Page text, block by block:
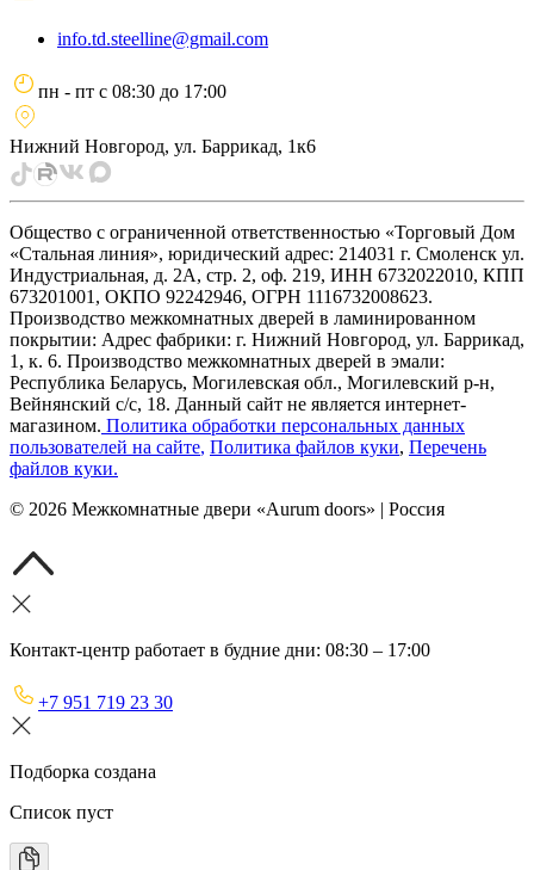
info.td.steelline@gmail.com
пн - пт с 08:30 до 17:00
Нижний Новгород, ул. Баррикад, 1к6
Общество с ограниченной ответственностью «Торговый Дом
«Стальная линия», юридический адрес: 214031 г. Смоленск ул.
Индустриальная, д. 2А, стр. 2, оф. 219, ИНН 6732022010, КПП
673201001, ОКПО 92242946, ОГРН 1116732008623.
Производство межкомнатных дверей в ламинированном
покрытии: Адрес фабрики: г. Нижний Новгород, ул. Баррикад,
1, к. 6. Производство межкомнатных дверей в эмали:
Республика Беларусь, Могилевская обл., Могилевский р-н,
Вейнянский с/с, 18. Данный сайт не является интернет-
магазином. Политика обработки персональных данных
пользователей на сайте, Политика файлов куки, Перечень
файлов куки.
© 2026 Межкомнатные двери «Aurum doors» | Россия
Контакт-центр работает в будние дни: 08:30 – 17:00
+7 951 719 23 30
Подборка создана
Список пуст